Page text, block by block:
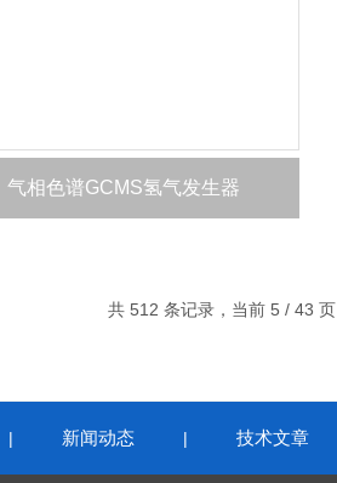
气相色谱GCMS氢气发生器
共 512 条记录，当前 5 / 43 页
| 新闻动态 | 技术文章